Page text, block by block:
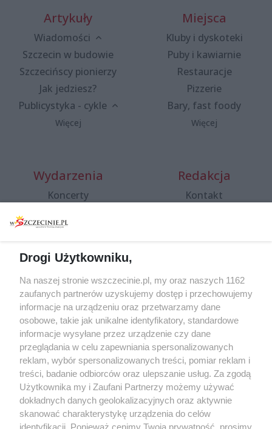
Artykuły
Wiadomości
Szczecin w budowie
Szczecińscy pionierzy
Jak jedziesz?
Publicystyka - cykle
Więcej
Miejsca
Kluby i dyskoteki
Puby i kawiarnie
Restauracje
Pizzerie
Bary, fast foody
Więcej
Wydarzenia
Koncerty
Spacery i oprowadzania
targi
Wernisaże
Więcej
Redakcja
Kontakt
Specjalny koncert z okazji
20. urodzin portalu
wSzczecinie.pl
Regulamin konkursów
śniadaniówka "Hej
Szczecin! Jest piątek!"
Partnerzy
Praca Szczecin
Drogi Użytkowniku,
Na naszej stronie wszczecinie.pl, my oraz naszych 1162
zaufanych partnerów uzyskujemy dostęp i przechowujemy
informacje na urządzeniu oraz przetwarzamy dane
osobowe, takie jak unikalne identyfikatory, standardowe
informacje wysyłane przez urządzenie czy dane
przeglądania w celu zapewniania spersonalizowanych
reklam, wybór spersonalizowanych treści, pomiar reklam i
treści, badanie odbiorców oraz ulepszanie usług. Za zgodą
Użytkownika my i Zaufani Partnerzy możemy używać
dokładnych danych geolokalizacyjnych oraz aktywnie
skanować charakterystykę urządzenia do celów
identyfikacji. Ponieważ cenimy Twoją prywatność, prosimy